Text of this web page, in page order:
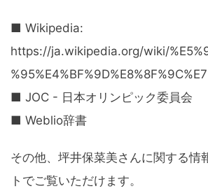
■ Wikipedia:
https://ja.wikipedia.org/wiki/
■ JOC - 日本オリンピック委員会
■ Weblio辞書
その他、坪井保菜美さんに関する情
トでご覧いただけます。